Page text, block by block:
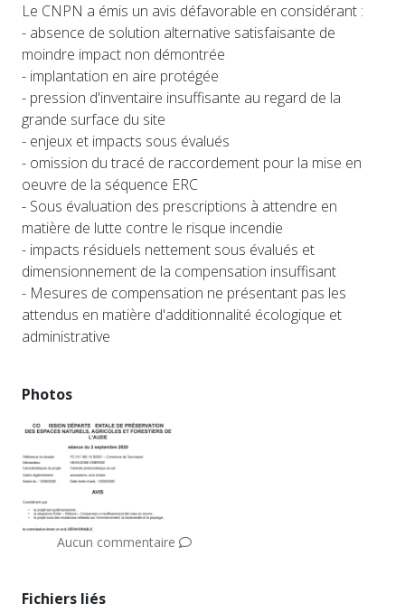
Le CNPN a émis un avis défavorable en considérant :
- absence de solution alternative satisfaisante de
moindre impact non démontrée
- implantation en aire protégée
- pression d'inventaire insuffisante au regard de la
grande surface du site
- enjeux et impacts sous évalués
- omission du tracé de raccordement pour la mise en
oeuvre de la séquence ERC
- Sous évaluation des prescriptions à attendre en
matière de lutte contre le risque incendie
- impacts résiduels nettement sous évalués et
dimensionnement de la compensation insuffisant
- Mesures de compensation ne présentant pas les
attendus en matière d'additionnalité écologique et
administrative
Photos
Aucun commentaire
Fichiers liés